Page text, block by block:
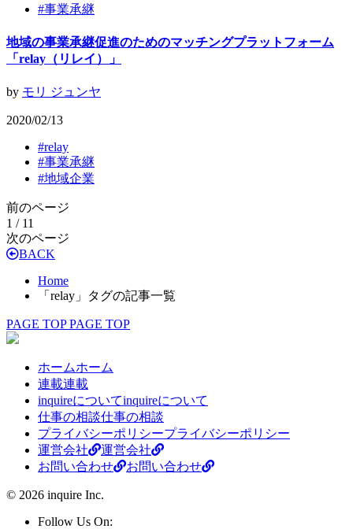
#事業承継
地域の事業承継促進のためのマッチングプラットフォーム
「relay（リレイ）」
by モリ ジュンヤ
2020/02/13
#relay
#事業承継
#地域企業
前のページ
1 / 11
次のページ
BACK
Home
「relay」タグの記事一覧
PAGE TOP PAGE TOP
ホームホーム
連載連載
inquireについてinquireについて
仕事の相談仕事の相談
プライバシーポリシープライバシーポリシー
運営会社
運営会社
お問い合わせ
お問い合わせ
© 2026 inquire Inc.
Follow Us On: